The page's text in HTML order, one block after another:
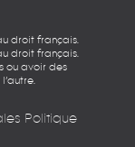
droit français.
droit français.
ou avoir des
Politique